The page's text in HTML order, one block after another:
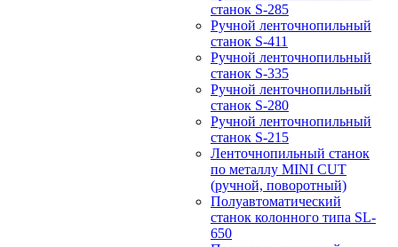
станок S-285
Ручной ленточнопильный
станок S-411
Ручной ленточнопильный
станок S-335
Ручной ленточнопильный
станок S-280
Ручной ленточнопильный
станок S-215
Ленточнопильный станок
по металлу MINI CUT
(ручной, поворотный)
Полуавтоматический
станок колонного типа SL-
650